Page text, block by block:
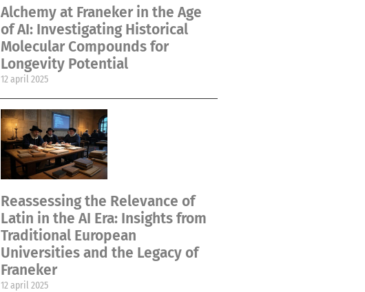
Alchemy at Franeker in the Age
of AI: Investigating Historical
Molecular Compounds for
Longevity Potential
12 april 2025
Reassessing the Relevance of
Latin in the AI Era: Insights from
Traditional European
Universities and the Legacy of
Franeker
12 april 2025